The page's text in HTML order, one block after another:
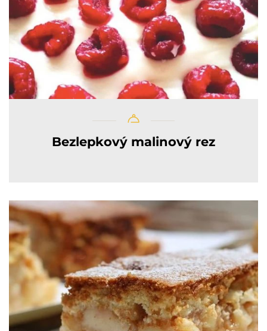
Bezlepkový malinový rez